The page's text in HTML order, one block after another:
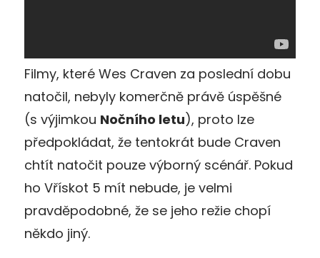
Filmy, které Wes Craven za poslední dobu
natočil, nebyly komerčně právě úspěšné
(s výjimkou Nočního letu), proto lze
předpokládat, že tentokrát bude Craven
chtít natočit pouze výborný scénář. Pokud
ho Vřískot 5 mít nebude, je velmi
pravděpodobné, že se jeho režie chopí
někdo jiný.